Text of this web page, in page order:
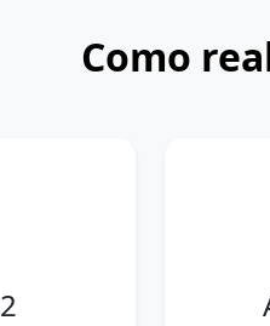
Como